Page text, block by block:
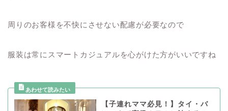
周りのお客様を不快にさせない配慮が必要なので
服装は常にスマートカジュアルを心がけた方がいいですね
【子連れママ必見！】タイ・バ